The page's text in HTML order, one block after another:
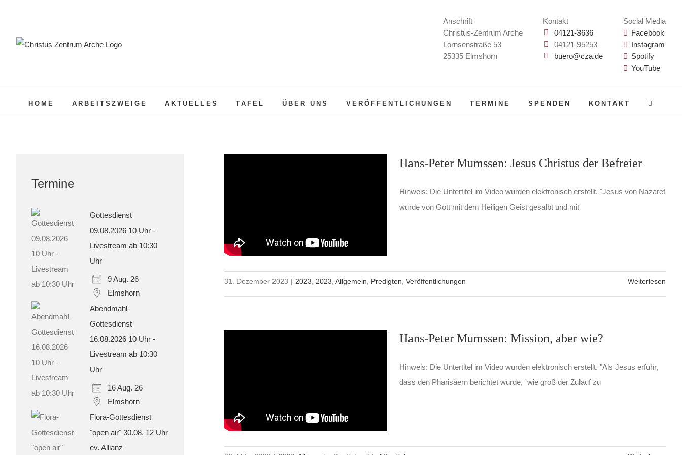
springen
Anschrift
Christus-Zentrum Arche
Lornsenstraße 53
25335 Elmshorn
Kontakt
04121-3636
04121-95253
buero@cza.de
Social Media
Facebook
Instagram
Spotify
YouTube
HOME ARBEITSZWEIGE AKTUELLES TAFEL ÜBER UNS VERÖFFENTLICHUNGEN TERMINE SPENDEN KONTAKT
Hans-Peter Mumssen: Jesus Christus der Befreier
Hinweis: Die Untertitel im Video wurden elektronisch erstellt. "Jesus von Nazaret
wurde von Gott mit dem Heiligen Geist gesalbt und mit
31. Dezember 2023 | 2023 2023 Allgemein Predigten Veröffentlichungen Weiterlesen
Hans-Peter Mumssen: Mission, aber wie?
Hinweis: Die Untertitel im Video wurden elektronisch erstellt. "Als Jesus erfuhr,
dass den Pharisäern berichtet wurde, ´wie groß der Zulauf zu
Termine
Gottesdienst
09.08.2026 10 Uhr -
Livestream ab 10:30
Uhr
9 Aug. 26
Elmshorn
Abendmahl-
Gottesdienst
16.08.2026 10 Uhr -
Livestream ab 10:30
Uhr
16 Aug. 26
Elmshorn
Flora-Gottesdienst
"open air" 30.08. 12 Uhr
ev. Allianz